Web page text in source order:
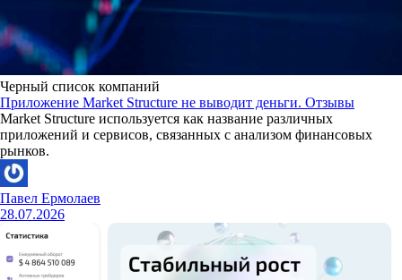
Черный список компаний
Приложение Market Structure не выводит деньги. Отзывы
Market Structure используется как название различных
приложений и сервисов, связанных с анализом финансовых
рынков.
Павел Ермолаев
28.07.2026